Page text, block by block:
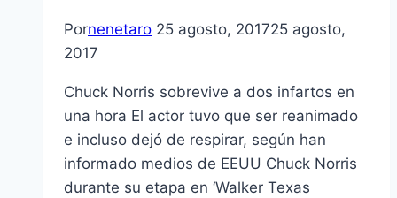
Pornenetaro 25 agosto, 201725 agosto,
2017
Chuck Norris sobrevive a dos infartos en
una hora El actor tuvo que ser reanimado
e incluso dejó de respirar, según han
informado medios de EEUU Chuck Norris
durante su etapa en ‘Walker Texas